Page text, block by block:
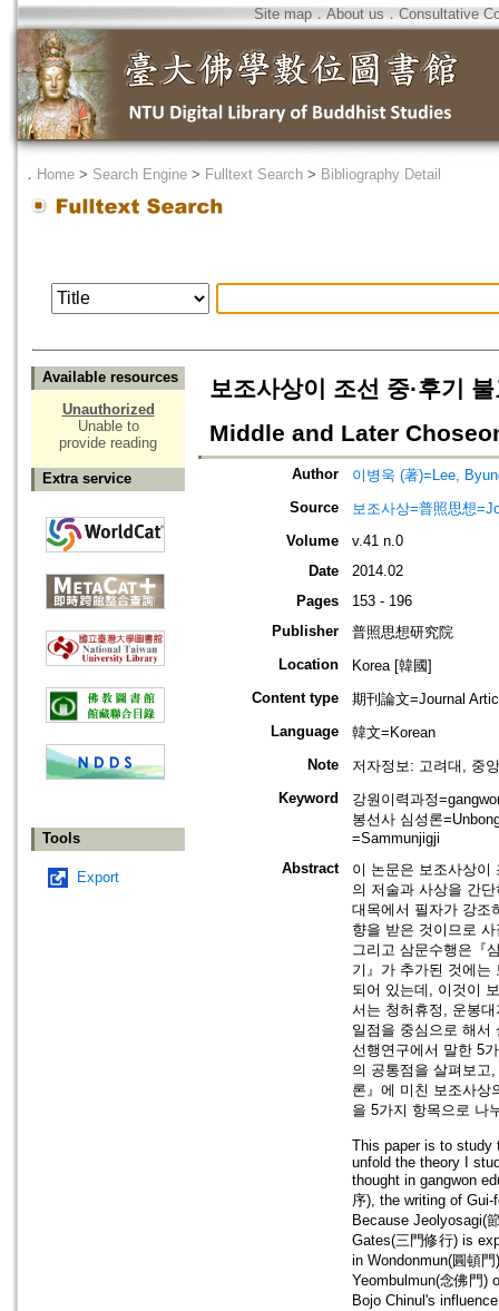
Site map．About us ． Consultative
． Home > Search Engine > Fulltext Search > Bibliography Detail
Available resources
Unauthorized
Unable to
provide reading
Extra service
Tools
Export
보조사상이 조선 중·후기
Middle and Later
Author
이병욱 (著)=Lee,
Source
보조사상=普照思想
Volume
v.41 n.0
Date
2014.02
Pages
153 - 196
Publisher
普照思想研究院
Location
Korea [韓國]
Content type
期刊論文=Journal
Language
韓文=Korean
Note
저자정보: 고려대, 중
Keyword
강원이력과정
봉선사 심성론
=Sammunjigji
Abstract
이 논문은 보조사상이
의 저술과 사상을 간
대목에서 필자가 강조
향을 받은 것이므로
그리고 삼문수행은『
기』가 추가된 것에는
되어 있는데, 이것이
서는 청허휴정, 운봉
일점을 중심으로 해서
선행연구에서 말한 5
의 공통점을 살펴보고
론』에 미친 보조사상
을 5가지 항목으로 나
This paper is to study
unfold the theory I
thought in gangwon
序), the writing of
Because Jeolyosagi(
Gates(三門修行) is
in Wondonmun(圓頓
Yeombulmun(念佛門)
Bojo Chinul's